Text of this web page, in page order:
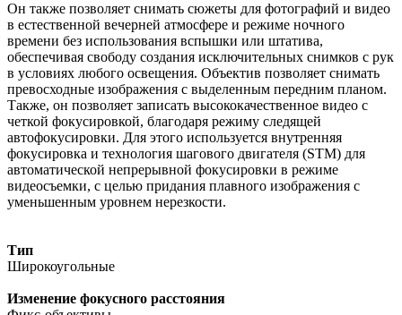
Он также позволяет снимать сюжеты для фотографий и видео
в естественной вечерней атмосфере и режиме ночного
времени без использования вспышки или штатива,
обеспечивая свободу создания исключительных снимков с рук
в условиях любого освещения. Объектив позволяет снимать
превосходные изображения с выделенным передним планом.
Также, он позволяет записать высококачественное видео с
четкой фокусировкой, благодаря режиму следящей
автофокусировки. Для этого используется внутренняя
фокусировка и технология шагового двигателя (STM) для
автоматической непрерывной фокусировки в режиме
видеосъемки, с целью придания плавного изображения с
уменьшенным уровнем нерезкости.
Тип
Широкоугольные
Изменение фокусного расстояния